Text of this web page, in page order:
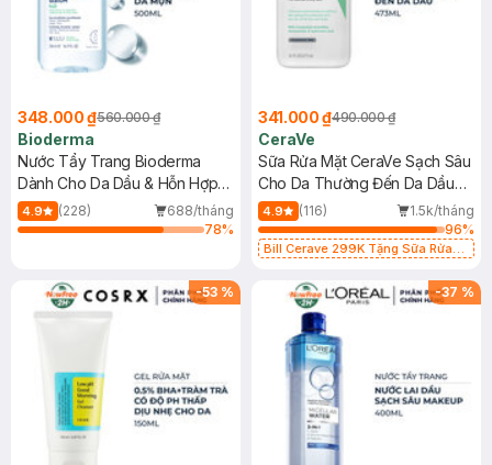
348.000 ₫560.000 ₫
Bioderma
Nước Tẩy Trang Bioderma
Dành Cho Da Dầu & Hỗn Hợp
500ml
4.9 (228)
688/tháng
78%
341.000 ₫490.000 ₫
CeraVe
Sữa Rửa Mặt CeraVe Sạch Sâu
Cho Da Thường Đến Da Dầu
473ml
4.9 (116)
1.5k/tháng
96%
Bill Cerave 299K Tặng Sữa Rửa
-53 % -37 %